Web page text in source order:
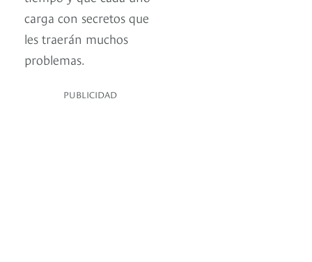
carga con secretos que
les traerán muchos
problemas.
PUBLICIDAD